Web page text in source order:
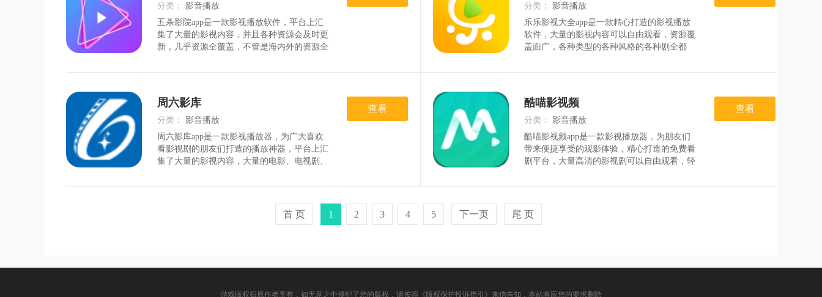
分类： 影音播放
时间：2026-08-02
五杀影院app是一款影视播放软件，平台上汇
集了大量的影视内容，并且各种资源会及时更
新，几乎资源全覆盖，不管是海内外的资源全
院app特色1、聚
分类： 影音播放
时间：2026-08-02
乐乐影视大全app是一款精心打造的影视播放
软件，大量的影视内容可以自由观看，资源覆
盖面广，各种类型的各种风格的各种剧全都
影视大全app特色
周六影库
分类： 影音播放
时间：2026-08-02
周六影库app是一款影视播放器，为广大喜欢
看影视剧的朋友们打造的播放神器，平台上汇
集了大量的影视内容，大量的电影、电视剧、
查看 酷喵影视频
分类： 影音播放
时间：2026-08-05
酷喵影视频app是一款影视播放器，为朋友们
带来便捷享受的观影体验，精心打造的免费看
剧平台，大量高清的影视剧可以自由观看，轻
剧的乐趣。酷喵影视
查看
首 页 1 2 3 4 5 下一页 尾 页
游戏版权归原作者享有，如无意之中侵犯了您的版权，请按照《版权保护投诉指引》来信告知，本站将应您的要求删除